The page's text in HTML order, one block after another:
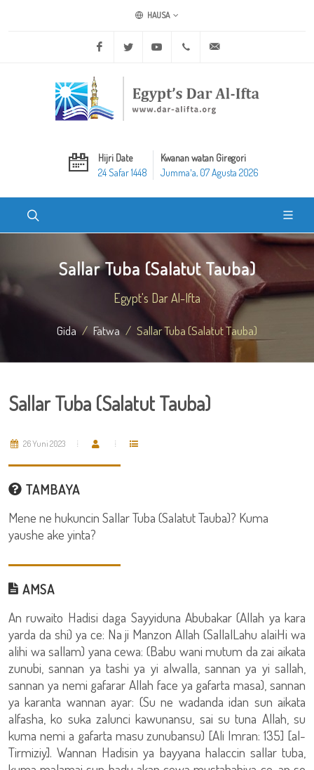
HAUSA
Facebook Twitter Youtube +20 2 25970400
Hijri Date
24 Safar 1448
Kwanan watan Giregori
Jummaʼa, 07 Agusta 2026
Sallar Tuba (Salatut Tauba)
Egypt's Dar Al-Ifta
Gida Fatwa Sallar Tuba (Salatut Tauba)
Sallar Tuba (Salatut Tauba)
26 Yuni 2023
TAMBAYA
Mene ne hukuncin Sallar Tuba (Salatut Tauba)? Kuma
yaushe ake yinta?
AMSA
An ruwaito Hadisi daga Sayyiduna Abubakar (Allah ya kara
yarda da shi) ya ce: Na ji Manzon Allah (SallalLahu alaiHi wa
alihi wa sallam) yana cewa: (Babu wani mutum da zai aikata
zunubi, sannan ya tashi ya yi alwalla, sannan ya yi sallah,
sannan ya nemi gafarar Allah face ya gafarta masa), sannan
ya karanta wannan ayar: (Su ne wadanda idan sun aikata
alfasha, ko suka zalunci kawunansu, sai su tuna Allah, su
kuma nemi a gafarta masu zunubansu) [Ali Imran: 135] [al-
Tirmiziy]. Wannan Hadisin ya bayyana halaccin sallar tuba,